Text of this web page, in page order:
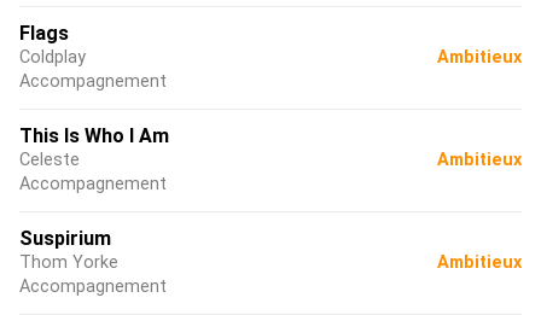
Flags
Coldplay
Accompagnement
Ambitieux
This Is Who I Am
Celeste
Accompagnement
Ambitieux
Suspirium
Thom Yorke
Accompagnement
Ambitieux